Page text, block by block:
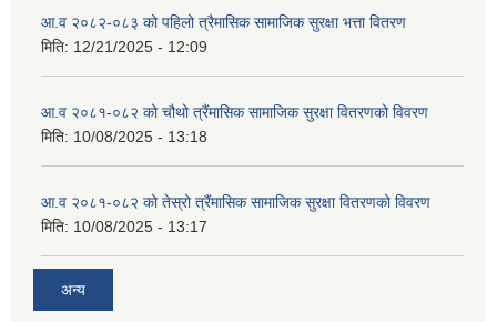
आ.व २०८२-०८३ को पहिलो त्रैमासिक सामाजिक सुरक्षा भत्ता वितरण
मिति: 12/21/2025 - 12:09
आ.व २०८१-०८२ को चौथो त्रैंमासिक सामाजिक सुरक्षा वितरणको विवरण
मिति: 10/08/2025 - 13:18
आ.व २०८१-०८२ को तेस्रो त्रैंमासिक सामाजिक सुरक्षा वितरणको विवरण
मिति: 10/08/2025 - 13:17
अन्य